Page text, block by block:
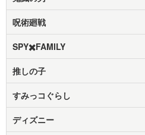
呪術廻戦
SPY✖️FAMILY
推しの子
すみっコぐらし
ディズニー